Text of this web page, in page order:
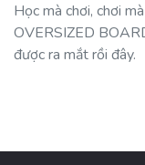
Học mà chơi, chơi
OVERSIZED
được ra mắt rồi đây.